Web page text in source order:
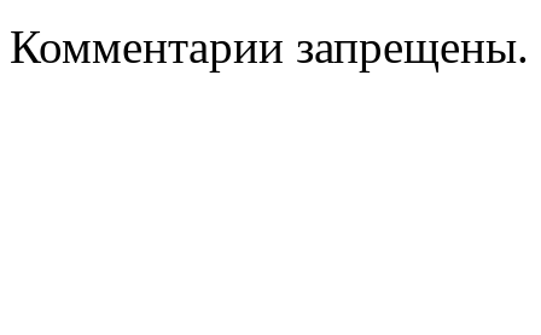
Комментарии запрещены.